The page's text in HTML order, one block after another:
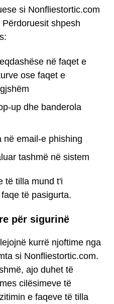
si Nonfliestortic.com
shpesh
në faqet e
ose faqet e
up dhe banderola
në email-e phishing
tashmë në sistem
të tilla mund t'i
të pasigurta.
për sigurinë
kurrë njoftime nga
si Nonfliestortic.com.
ajo duhet të
cilësimeve të
e faqeve të tilla